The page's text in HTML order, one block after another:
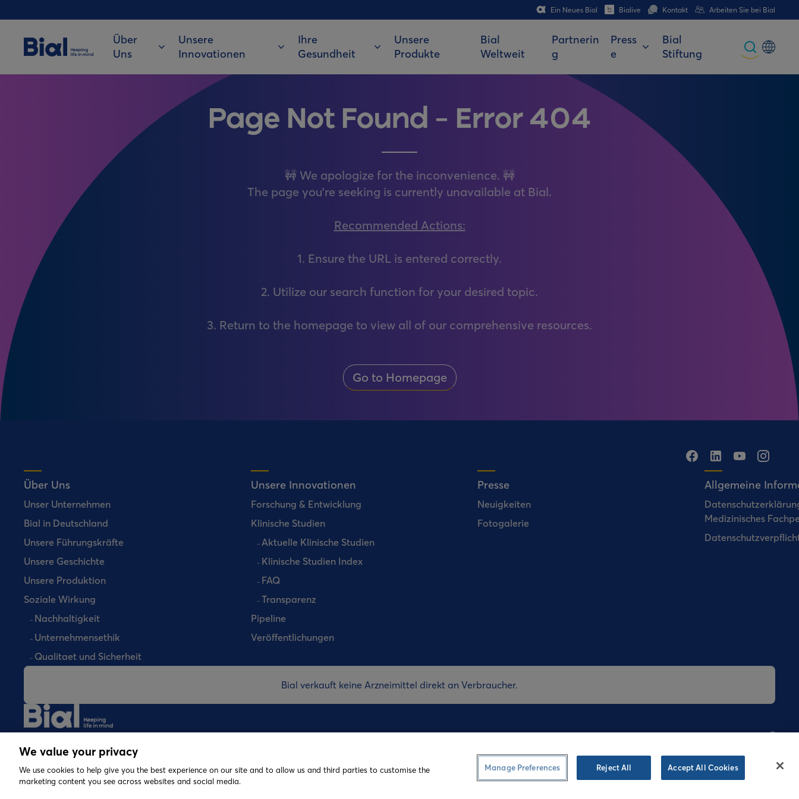
Ein Neues Bial Bialive Kontakt Arbeiten Sie bei Bial
Über
Uns
Unsere
Innovationen
Ihre
Gesundheit
Unsere
Produkte
Bial
Weltweit
Partnerin
g
Press
e
Bial
Stiftung
French (CH)
German (CH)
Page Not Found – Error 404
🚧 We apologize for the inconvenience. 🚧
The page you're seeking is currently unavailable at Bial.
Recommended Actions:
1. Ensure the URL is entered correctly.
2. Utilize our search function for your desired topic.
3. Return to the homepage to view all of our comprehensive resources.
Go to Homepage
Über Uns
Unser Unternehmen
Bial in Deutschland
Unsere Führungskräfte
Unsere Geschichte
Unsere Produktion
Soziale Wirkung
Nachhaltigkeit
Unternehmensethik
Qualitaet und Sicherheit
Unsere Innovationen
Forschung & Entwicklung
Klinische Studien
Aktuelle Klinische Studien
Klinische Studien Index
FAQ
Transparenz
Pipeline
Veröffentlichungen
Presse
Neuigkeiten
Fotogalerie
Allgemeine
Medizinisches
Bial verkauft keine Arzneimittel direkt an Verbraucher.
We value your privacy
We use cookies to help give you the best experience on our site and to allow us and third parties to customise the
marketing content you see across websites and social media.
Manage Preferences Reject All Accept All Cookies